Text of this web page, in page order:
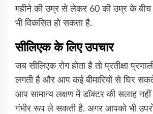
महीने की उम्र से लेकर 60 की उम्र के बीच
भी विकसित हो सकता है.
सीलिएक के लिए उपचार
जब सीलिएक रोग होता है तो प्रतीक्षा
लगती है और आप कई बीमारियों से घिर
आप सामान्य लक्षण में डॉक्टर की सलाह नहीं
गंभीर रूप ले सकती है. अगर आपको भी